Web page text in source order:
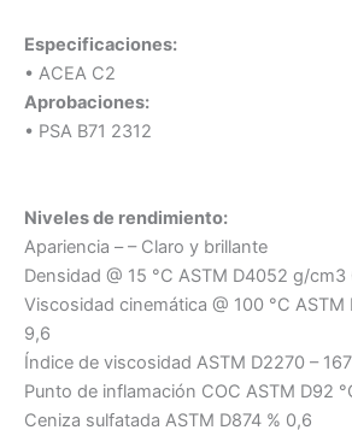
Especificaciones:
• ACEA C2
Aprobaciones:
• PSA B71 2312
Niveles de rendimiento:
Apariencia – – Claro y brillante
Densidad @ 15 °C ASTM D4052 g/cm3
Viscosidad cinemática @ 100 °C
9,6
Índice de viscosidad ASTM D2270 – 167
Punto de inflamación COC ASTM D92
Ceniza sulfatada ASTM D874 % 0,6